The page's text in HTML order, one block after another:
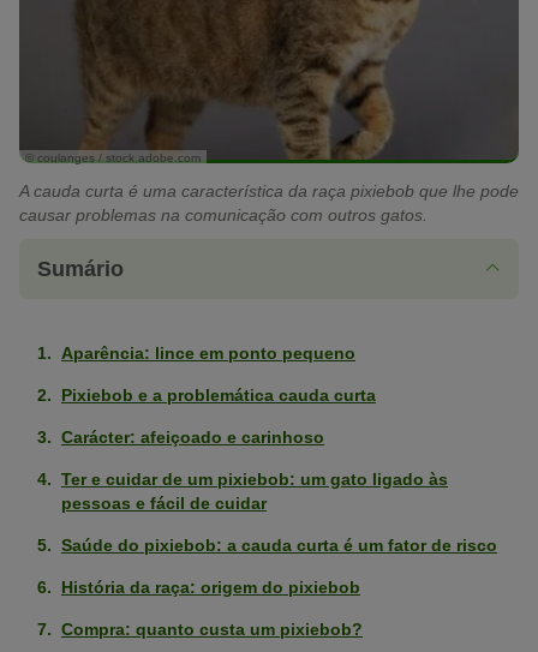
© coulanges / stock.adobe.com
A cauda curta é uma característica da raça pixiebob que lhe pode
causar problemas na comunicação com outros gatos.
Sumário
Aparência: lince em ponto pequeno
Pixiebob e a problemática cauda curta
Carácter: afeiçoado e carinhoso
Ter e cuidar de um pixiebob: um gato ligado às
pessoas e fácil de cuidar
Saúde do pixiebob: a cauda curta é um fator de risco
História da raça: origem do pixiebob
Compra: quanto custa um pixiebob?